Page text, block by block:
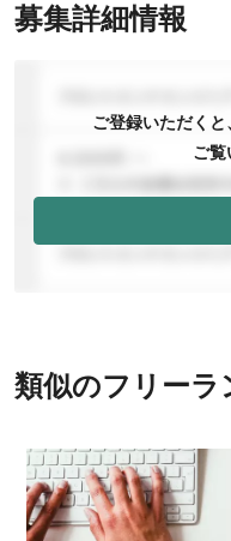
募集詳細情報
ご登録いただく
ご覧
類似のフリーラ